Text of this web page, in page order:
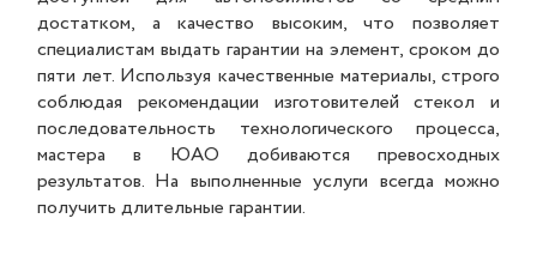
достатком, а качество высоким, что позволяет
специалистам выдать гарантии на элемент, сроком до
пяти лет. Используя качественные материалы, строго
соблюдая рекомендации изготовителей стекол и
последовательность технологического процесса,
мастера в ЮАО добиваются превосходных
результатов. На выполненные услуги всегда можно
получить длительные гарантии.